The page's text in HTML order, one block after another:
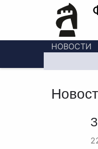
НОВОСТИ